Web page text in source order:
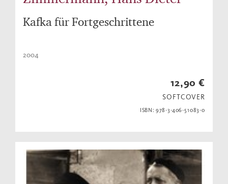
Kafka für Fortgeschrittene
2004
12,90 €
SOFTCOVER
ISBN: 978-3-406-51083-0